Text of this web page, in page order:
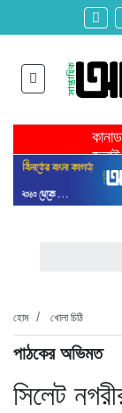
জুলাই
তরুণ
হোম খোলা চিঠি
পাঠকের অভিমত
সিলেট